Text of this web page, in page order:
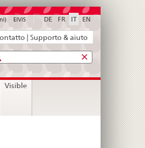
| Supporto & aiuto
DE FR IT EN
ElViS
Visible